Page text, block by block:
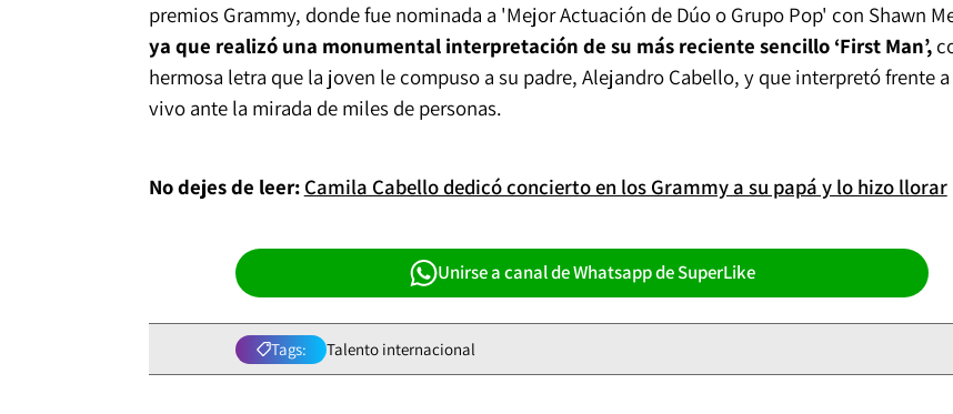
premios Grammy, donde fue nominada a 'Mejor Actuación de Dúo o Grupo Pop' con Shawn
ya que realizó una monumental interpretación de su más reciente sencillo ‘First Man’,
hermosa letra que la joven le compuso a su padre, Alejandro Cabello, y que interpretó frente a
vivo ante la mirada de miles de personas.
No dejes de leer: Camila Cabello dedicó concierto en los Grammy a su papá y lo hizo llorar
Unirse a canal de Whatsapp de SuperLike
Tags: Talento internacional